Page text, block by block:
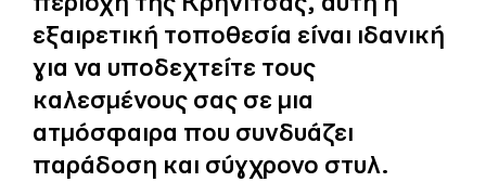
εξαιρετική τοποθεσία είναι ιδανική
για να υποδεχτείτε τους
καλεσμένους σας σε μια
ατμόσφαιρα που συνδυάζει
παράδοση και σύγχρονο στυλ.